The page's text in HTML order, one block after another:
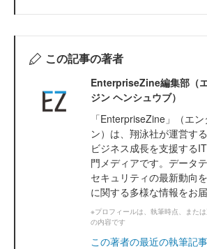
この記事の著者
EnterpriseZine編集部（
ジン ヘンシュウブ）
「EnterpriseZine」（エ
ン）は、翔泳社が運営す
ビジネス成長を支援する
門メディアです。データ
セキュリティの最新動向
に関する多様な情報をお
※プロフィールは、執筆時点、また
の内容です
この著者の最近の執筆記事